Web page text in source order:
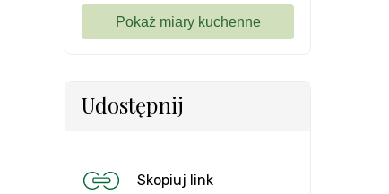
Udostępnij
Skopiuj link